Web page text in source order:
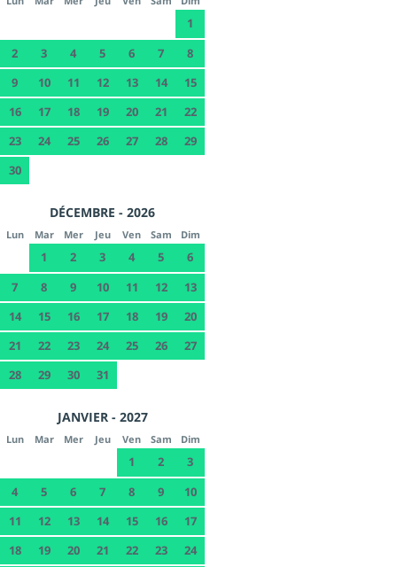
1
2
3 4 5 6 7
8
9
10 11 12 13 14
15
16
17 18 19 20 21
22
23
24 25 26 27 28
29
30
DÉCEMBRE - 2026
Lun Mar Mer Jeu Ven Sam Dim
1 2 3 4 5
6
7
8 9 10 11 12
13
14
15 16 17 18 19
20
21
22 23 24 25 26
27
28
29 30 31
JANVIER - 2027
Lun Mar Mer Jeu Ven Sam Dim
1 2
3
4
5 6 7 8 9
10
11
12 13 14 15 16
17
18
19 20 21 22 23
24